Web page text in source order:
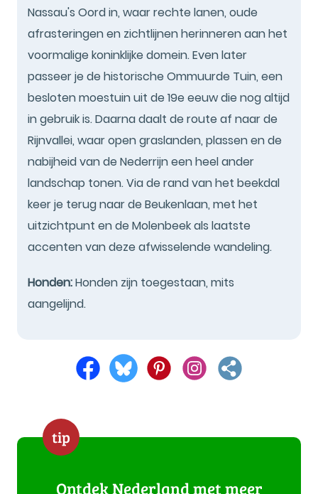
Nassau's Oord in, waar rechte lanen, oude
afrasteringen en zichtlijnen herinneren aan het
voormalige koninklijke domein. Even later
passeer je de historische Ommuurde Tuin, een
besloten moestuin uit de 19e eeuw die nog altijd
in gebruik is. Daarna daalt de route af naar de
Rijnvallei, waar open graslanden, plassen en de
nabijheid van de Nederrijn een heel ander
landschap tonen. Via de rand van het beekdal
keer je terug naar de Beukenlaan, met het
uitzichtpunt en de Molenbeek als laatste
accenten van deze afwisselende wandeling.
Honden:Honden zijn toegestaan, mits
aangelijnd.
tip
Ontdek Nederland met meer